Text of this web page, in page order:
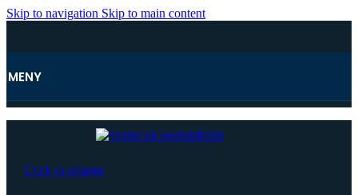
Skip to navigation Skip to main content
MENY
Hjem
Click to enlarge